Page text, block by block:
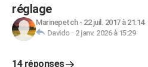
réglage
Marinepetch- 22 juil. 2017 à 21:14
Davido- 2 janv. 2026 à 15:29
14 réponses